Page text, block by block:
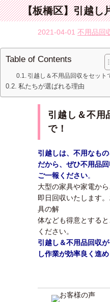
【板橋区】引越し
2021-04-01 不用品回
Table of Contents
引越し＆不用品回収をセット
私たちが選ばれる理由
引越し＆不用
で！
引越しは、不用なも
だから、ぜひ不用品
ご一報ください。
大型の家具や家電か
即日回収いたします
具の解
体なども得意とする
ください。
引越し＆不用品回収
し作業が効率良く進